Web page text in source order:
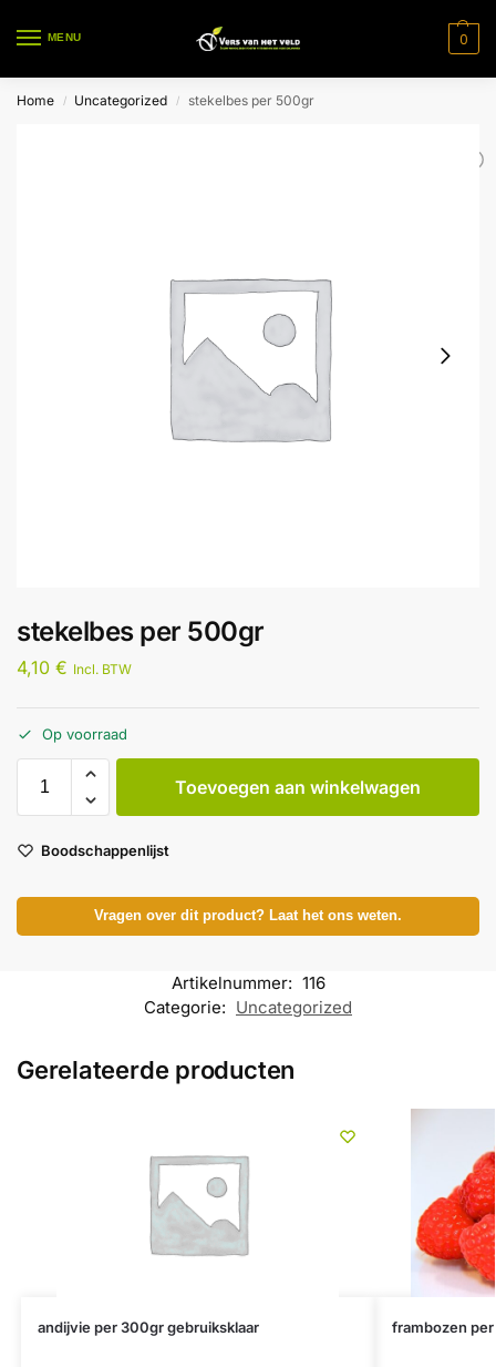
MENU 0
Home / Uncategorized / stekelbes per 500gr
stekelbes per 500gr
4,10 € Incl. BTW
Op voorraad
Toevoegen aan winkelwagen
Boodschappenlijst
Vragen over dit product? Laat het ons weten.
Artikelnummer: 116
Categorie: Uncategorized
Gerelateerde producten
andijvie per 300gr gebruiksklaar frambozen per